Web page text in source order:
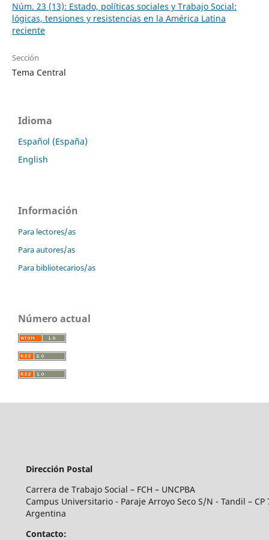
Núm. 23 (13): Estado, políticas sociales y Trabajo Social:
lógicas, tensiones y resistencias en la América Latina
reciente
Sección
Tema Central
Idioma
Español (España)
English
Información
Para lectores/as
Para autores/as
Para bibliotecarios/as
Número actual
Dirección Postal
Carrera de Trabajo Social – FCH – UNCPBA
Campus Universitario - Paraje Arroyo Seco S/N - Tandil – CP
Argentina
Contacto: